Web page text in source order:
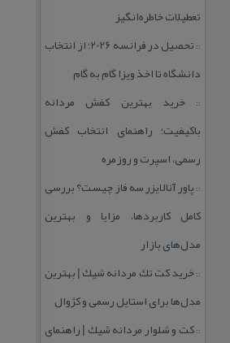
تعطیلات خاطره‌انگیز
::
تحصیل در فرانسه 2026؛ از انتخاب
دانشگاه تا اخذ ویزا گام به گام
::خرید بهترین كفش مردانه
باكیفیت؛ راهنمای انتخاب كفش
رسمی، اسپرت و روزمره
:: پاور آنالایزر سه فاز چیست؟ بررسی
كامل كاربردها، مزایا و بهترین
مدل‌های بازار
::خرید كت تك مردانه شیك | بهترین
مدل‌ها برای استایل رسمی و كژوال
::كت و شلوار مردانه شیك | راهنمای